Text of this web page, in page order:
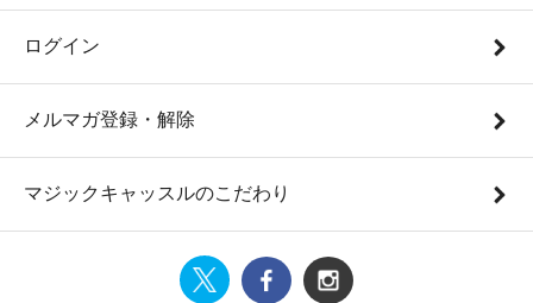
ログイン
メルマガ登録・解除
マジックキャッスルのこだわり